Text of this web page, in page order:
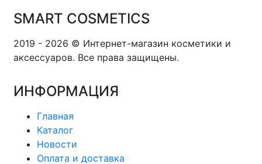
SMART COSMETICS
2019 - 2026 © Интернет-магазин косметики и
аксессуаров. Все права защищены.
ИНФОРМАЦИЯ
Главная
Каталог
Новости
Оплата и доставка